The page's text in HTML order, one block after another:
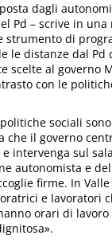
dagli
Pd – scrive in una
strumento di
le distanze dal Pd
scelte al governo
con le
sociali
che il governo
intervenga sul
autonomista e
firme. In
e lavoratori
orari di